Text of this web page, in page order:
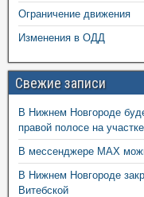
Ограничение движения
Изменения в ОДД
Свежие записи
В Нижнем Новгороде
правой полосе на
В мессенджере MAX
В Нижнем Новгороде
Витебской